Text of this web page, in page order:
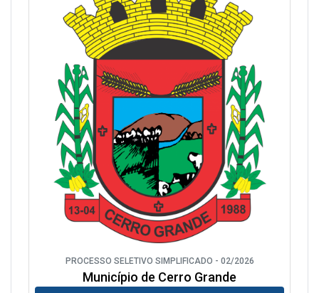
PROCESSO SELETIVO SIMPLIFICADO - 02/2026
Município de Cerro Grande